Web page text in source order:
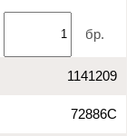
бр.
1141209
72886C